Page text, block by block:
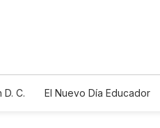
D. C.
El Nuevo Día Educador